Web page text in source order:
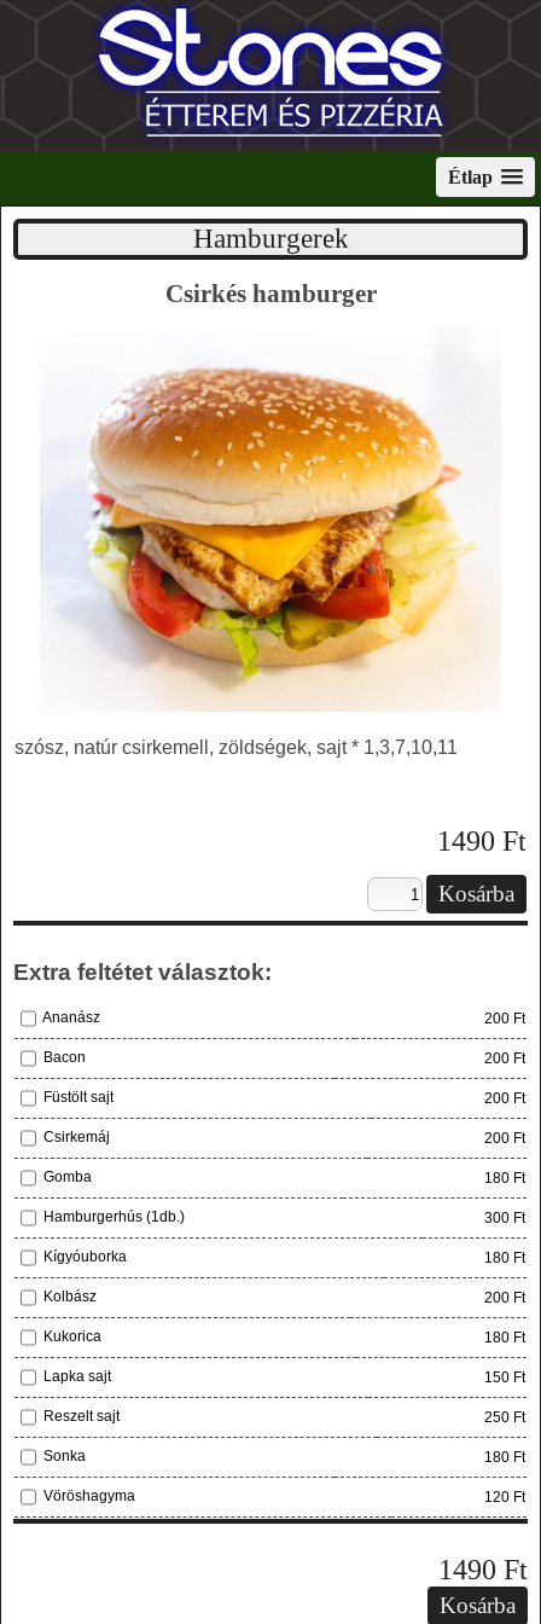
Étlap
Hamburgerek
Csirkés hamburger
szósz, natúr csirkemell, zöldségek, sajt * 1,3,7,10,11
1490 Ft
Extra feltétet választok:
Ananász 200 Ft
Bacon 200 Ft
Füstölt sajt 200 Ft
Csirkemáj 200 Ft
Gomba 180 Ft
Hamburgerhús (1db.) 300 Ft
Kígyóuborka 180 Ft
Kolbász 200 Ft
Kukorica 180 Ft
Lapka sajt 150 Ft
Reszelt sajt 250 Ft
Sonka 180 Ft
Vöröshagyma 120 Ft
1490 Ft